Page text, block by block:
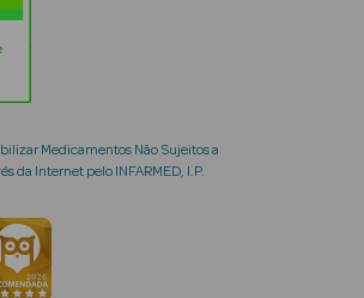
Medicamentos Não Sujeitos a
da Internet pelo INFARMED, I.P.